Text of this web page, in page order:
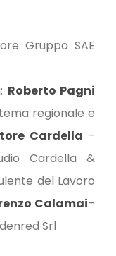
Gruppo SAE
Roberto Pagni
regionale e
Cardella –
Cardella &
del Lavoro
Calamai–
Srl